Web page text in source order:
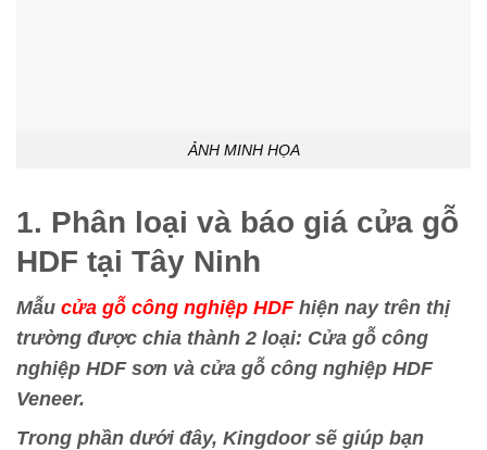
ẢNH MINH HỌA
1. Phân loại và báo giá cửa gỗ
HDF tại Tây Ninh
Mẫu cửa gỗ công nghiệp HDFhiện nay trên thị
trường được chia thành 2 loại: Cửa gỗ công
nghiệp HDF sơn và cửa gỗ công nghiệp HDF
Veneer.
Trong phần dưới đây, Kingdoor sẽ giúp bạn